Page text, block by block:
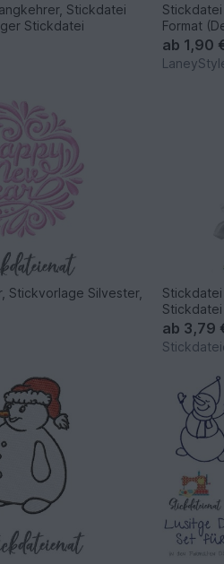
Stickdatei
Stickdatei
Format
ab 1,90
Stickvorlage Silvester,
ab 3,79